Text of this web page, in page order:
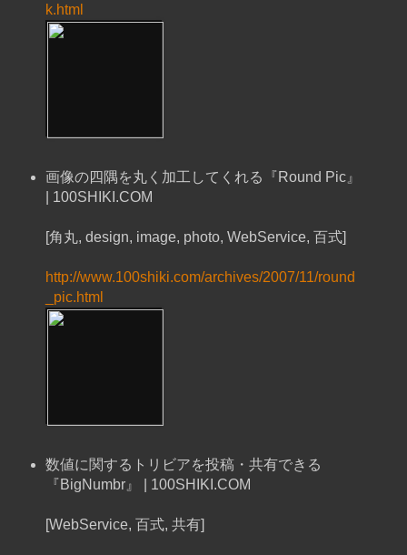
k.html
画像の四隅を丸く加工してくれる『Round Pic』
| 100SHIKI.COM
[角丸, design, image, photo, WebService, 百式]
http://www.100shiki.com/archives/2007/11/round
_pic.html
数値に関するトリビアを投稿・共有できる
『BigNumbr』 | 100SHIKI.COM
[WebService, 百式, 共有]